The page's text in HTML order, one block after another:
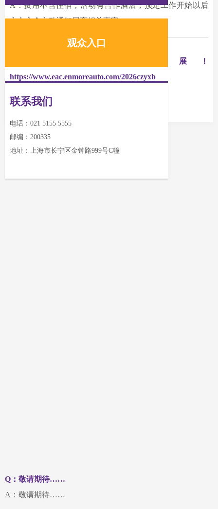
Q：敬请期待……
A：敬请期待……
A：费用不含住宿，活动有合作酒店，预定工作开始以后
主办方会主动通知展商相关事宜。
点击链接，报名参展！
https://www.eac.enmoreauto.com/2026czyxb
观众入口
联系我们
电话：021 5155 5555
邮编：200335
地址：上海市长宁区金钟路999号C幢